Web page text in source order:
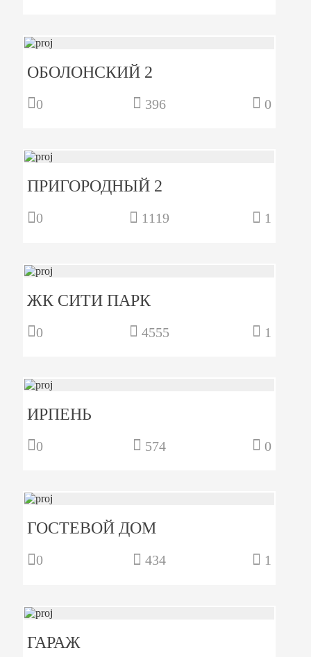
ОБОЛОНСКИЙ 2
0 396 0
ПРИГОРОДНЫЙ 2
0 1119 1
ЖК СИТИ ПАРК
0 4555 1
ИРПЕНЬ
0 574 0
ГОСТЕВОЙ ДОМ
0 434 1
ГАРАЖ